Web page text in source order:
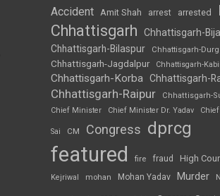
Accident Amit Shah arrest arrested
Chhattisgarh
Chhattisgarh-
Chhattisgarh-Bilaspur
Chhattisgarh-Durg
Chhattisgarh-Jagdalpur Chhattisgarh-
Chhattisgarh-Korba Chhattisgarh-
Chhattisgarh-Raipur
Chhattisgarh-
Chief Minister
Chief Minister Dr. Yadav
Sai CM Congress dprcg
featured fire fraud High
Kejriwal mohan Mohan Yadav Murder